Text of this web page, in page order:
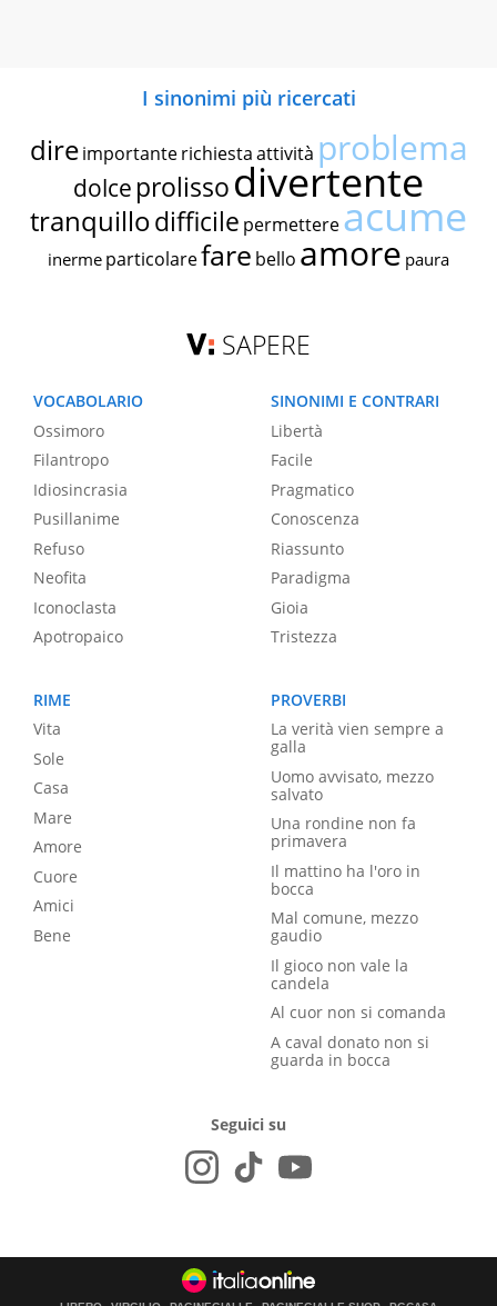
I sinonimi più ricercati
dire importante richiestaattività problema
dolce prolissodivertente
tranquillodifficile permettereacume
inerme particolarefare bello amore paura
SAPERE
VOCABOLARIO
Ossimoro
Filantropo
Idiosincrasia
Pusillanime
Refuso
Neofita
Iconoclasta
Apotropaico
SINONIMI E CONTRARI
Libertà
Facile
Pragmatico
Conoscenza
Riassunto
Paradigma
Gioia
Tristezza
RIME
Vita
Sole
Casa
Mare
Amore
Cuore
Amici
Bene
PROVERBI
La verità vien sempre a
galla
Uomo avvisato, mezzo
salvato
Una rondine non fa
primavera
Il mattino ha l'oro in
bocca
Mal comune, mezzo
gaudio
Il gioco non vale la
candela
Al cuor non si comanda
A caval donato non si
guarda in bocca
Seguici su